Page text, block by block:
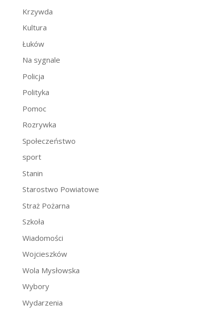
Krzywda
Kultura
Łuków
Na sygnale
Policja
Polityka
Pomoc
Rozrywka
Społeczeństwo
sport
Stanin
Starostwo Powiatowe
Straż Pożarna
Szkoła
Wiadomości
Wojcieszków
Wola Mysłowska
Wybory
Wydarzenia